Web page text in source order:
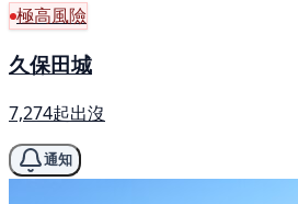
極高風險
久保田城
7,274起出沒
通知